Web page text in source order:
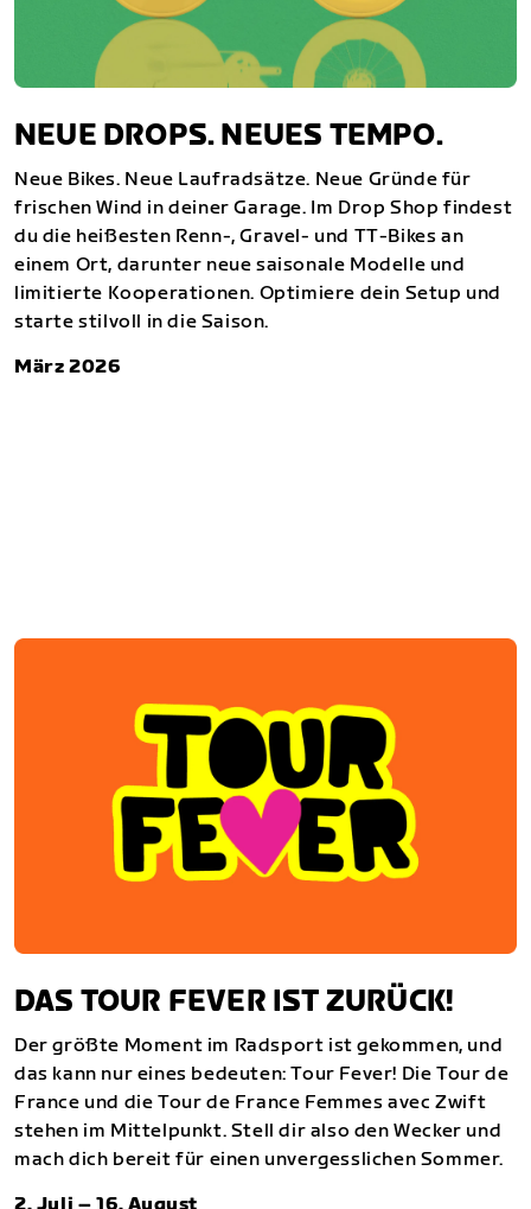
NEUE DROPS. NEUES TEMPO.
Neue Bikes. Neue Laufradsätze. Neue Gründe für
frischen Wind in deiner Garage. Im Drop Shop findest
du die heißesten Renn-, Gravel- und TT-Bikes an
einem Ort, darunter neue saisonale Modelle und
limitierte Kooperationen. Optimiere dein Setup und
starte stilvoll in die Saison.
März 2026
DAS TOUR FEVER IST ZURÜCK!
Der größte Moment im Radsport ist gekommen, und
das kann nur eines bedeuten: Tour Fever! Die Tour de
France und die Tour de France Femmes avec Zwift
stehen im Mittelpunkt. Stell dir also den Wecker und
mach dich bereit für einen unvergesslichen Sommer.